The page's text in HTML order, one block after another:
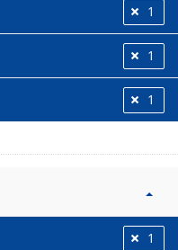
1
1
1
1